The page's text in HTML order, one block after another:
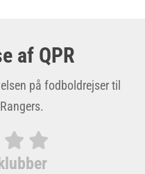
af QPR
på fodboldrejser til